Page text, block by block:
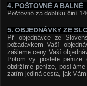
4. POŠTOVNÉ A BALNÉ
Poštovné za dobírku činí
5. OBJEDNÁVKY ZE
Při objednávce ze
požadavkem Vaší
zašleme ceny Vaší
Potom vy pošlete peníze
obdržíme peníze,
zatím jediná cesta, jak